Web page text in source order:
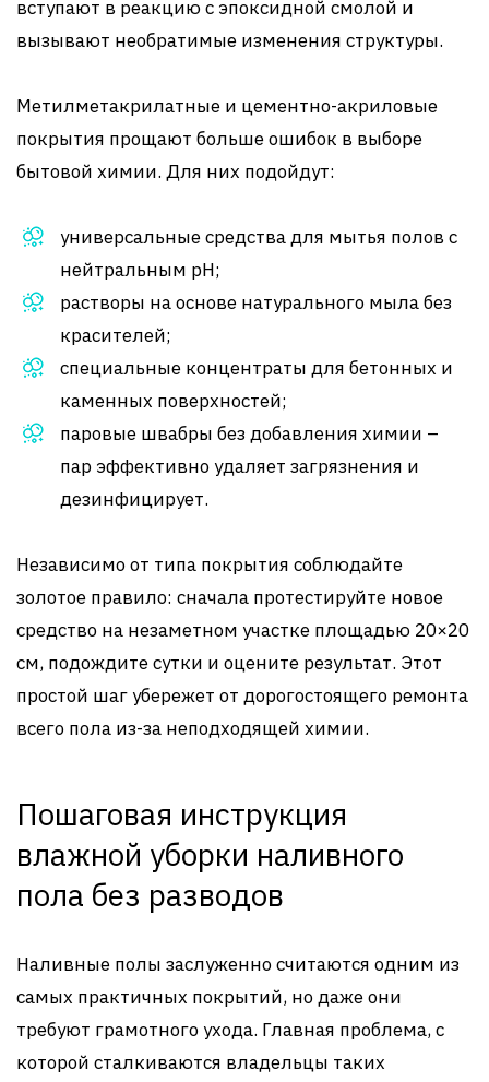
вступают в реакцию с эпоксидной смолой и
вызывают необратимые изменения структуры.
Метилметакрилатные и цементно-акриловые
покрытия прощают больше ошибок в выборе
бытовой химии. Для них подойдут:
универсальные средства для мытья полов с
нейтральным pH;
растворы на основе натурального мыла без
красителей;
специальные концентраты для бетонных и
каменных поверхностей;
паровые швабры без добавления химии –
пар эффективно удаляет загрязнения и
дезинфицирует.
Независимо от типа покрытия соблюдайте
золотое правило: сначала протестируйте новое
средство на незаметном участке площадью 20×20
см, подождите сутки и оцените результат. Этот
простой шаг убережет от дорогостоящего ремонта
всего пола из-за неподходящей химии.
Пошаговая инструкция
влажной уборки наливного
пола без разводов
Наливные полы заслуженно считаются одним из
самых практичных покрытий, но даже они
требуют грамотного ухода. Главная проблема, с
которой сталкиваются владельцы таких